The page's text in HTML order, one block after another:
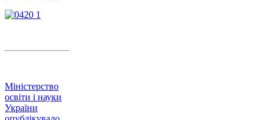
Міністерство
освіти і науки
України